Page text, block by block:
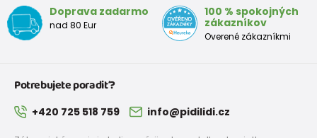
Doprava zadarmo
nad 80 Eur
100 % spokojných
zákazníkov
Overené zákazníkmi
Potrebujete poradiť?
+420 725 518 759 info@pidilidi.cz